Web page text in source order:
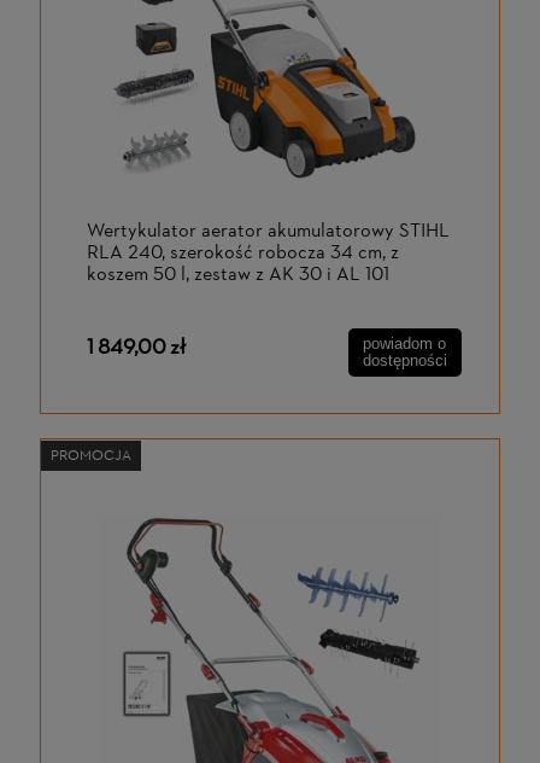
Wertykulator aerator akumulatorowy STIHL
RLA 240, szerokość robocza 34 cm, z
koszem 50 l, zestaw z AK 30 i AL 101
1 849,00 zł
powiadom o
dostępności
PROMOCJA